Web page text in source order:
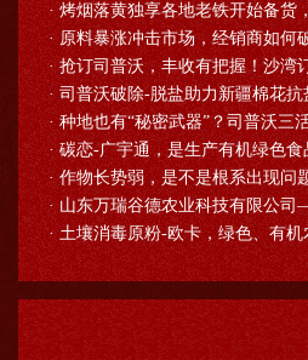
· 烤烟落黄独享各地老铁开始备货
· 原料暴涨冲击市场，经销商如何
· 抢订司普沃，丰收有把握！沙湾
· 司普沃破除-脱盐助力新疆棉花抗
· 种地也有“秘密武器”？司普沃三
· 碳恋-广宇通，是生产有机绿色食
· 作物长势弱，是不是根系出现问
· 山东万瑞谷德农业科技有限公
· 土壤消毒原粉-欧卡，绿色、有机